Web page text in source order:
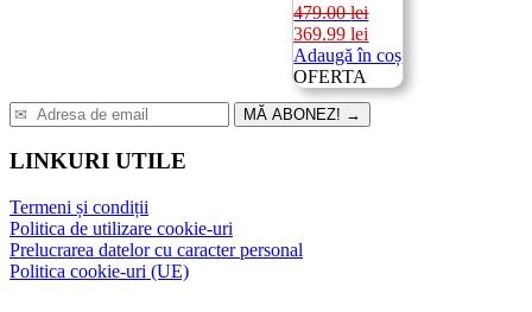
479.00lei
Prețul
inițial
a
fost:
479.00 lei.
369.99lei
curent
369.99 lei.
Adaugă în coș
OFERTA
MĂ ABONEZ! →
LINKURI UTILE
Termeni și condiții
Politica de utilizare cookie-uri
Prelucrarea datelor cu caracter personal
Politica cookie-uri (UE)